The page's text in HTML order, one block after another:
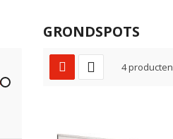
GRONDSPOTS
4producten